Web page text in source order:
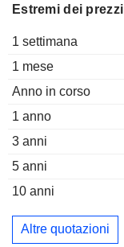
Estremi dei prezzi
1 settimana
1 mese
Anno in corso
1 anno
3 anni
5 anni
10 anni
Altre quotazioni